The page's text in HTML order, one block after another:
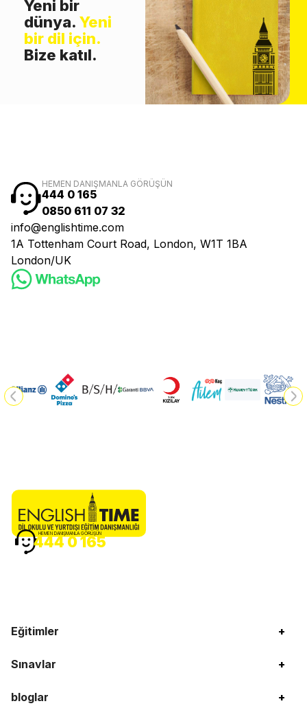
Yeni bir
dünya. Yeni
bir dil için.
Bize katıl.
HEMEN DANIŞMANLA GÖRÜŞÜN
444 0 165
0850 611 07 32
info@englishtime.com
1A Tottenham Court Road, London, W1T 1BA
London/UK
Eğitimler +
Sınavlar +
bloglar +
HEMEN DANIŞMANLA GÖRÜŞÜN
444 0 165